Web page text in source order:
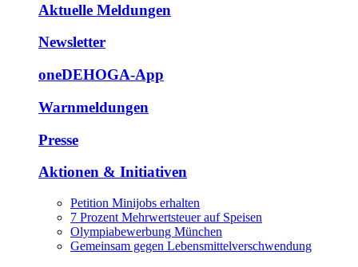
Aktuelle Meldungen
Newsletter
oneDEHOGA-App
Warnmeldungen
Presse
Aktionen & Initiativen
Petition Minijobs erhalten
7 Prozent Mehrwertsteuer auf Speisen
Olympiabewerbung München
Gemeinsam gegen Lebensmittelverschwendung